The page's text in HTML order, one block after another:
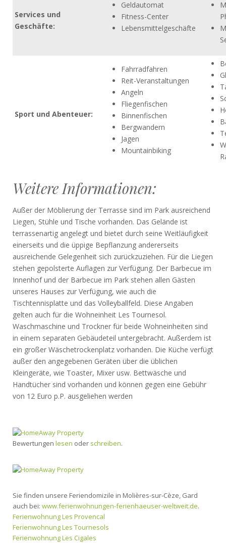
Services und
Geschäfte:
Geldautomat
Fitness-Center
Lebensmittelgeschäfte
Sport und Abenteuer:
Fahrradfahren
Reit-Veranstaltungen
Angeln
Fliegenfischen
Binnenfischen
Bergwandern
Jagen
Mountainbiking
Weitere Informationen:
Außer der Möblierung der Terrasse sind im Park ausreichend
Liegen, Stühle und Tische vorhanden. Das Gelände ist
terrassenartig angelegt und bietet durch seine Weitläufigkeit
einerseits und die üppige Bepflanzung andererseits
ausreichende Gelegenheit sich zurückzuziehen. Für die Liegen
stehen gepolsterte Auflagen zur Verfügung. Der Barbecue im
Innenhof und der Barbecue im Park stehen allen Gästen
unseres Hauses zur Verfügung, wie auch die
Tischtennisplatte und das Volleyballfeld. Diese Angaben
gelten auch für die Wohneinheit Les Tournesol.
Waschmaschine und Trockner für beide Wohneinheiten sind
in einem separaten Gebäudeteil untergebracht. Außerdem ist
ein großer Wäschetrockenplatz vorhanden. Die Küche verfügt
außer den angegebenen Geräten über die üblichen
Kleingeräte, wie Toaster, Mixer usw. Bettwäsche und
Handtücher sind vorhanden und können gegen eine Gebühr
von 12 Euro p.P. ausgeliehen werden
Bewertungen lesen oder schreiben.
Sie finden unsere Feriendomizile in Molières-sur-Cèze, Gard
auch bei: www.ferienwohnungen-ferienhaeuser-weltweit.de.
Ferienwohnung Les Provencal
Ferienwohnung Les Tournesols
Ferienwohnung Les Cigales